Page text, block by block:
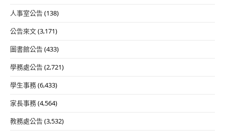
人事室公告(138)
公告來文(3,171)
圖書館公告(433)
學務處公告(2,721)
學生事務(6,433)
家長事務(4,564)
教務處公告(3,532)